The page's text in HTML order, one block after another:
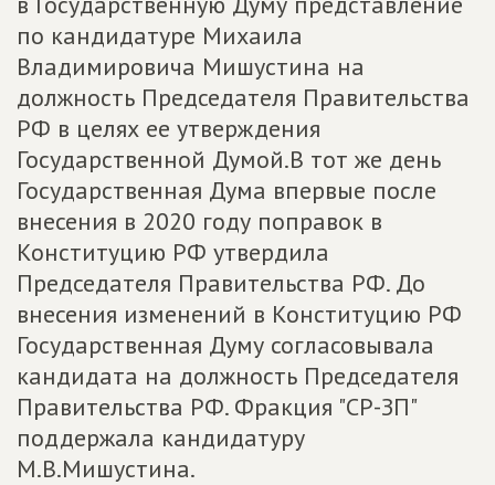
по кандидатуре Михаила
Владимировича Мишустина на
должность Председателя Правительства
РФ в целях ее утверждения
Государственной Думой.В тот же день
Государственная Дума впервые после
внесения в 2020 году поправок в
Конституцию РФ утвердила
Председателя Правительства РФ. До
внесения изменений в Конституцию РФ
Государственная Думу согласовывала
кандидата на должность Председателя
Правительства РФ. Фракция "СР-ЗП"
поддержала кандидатуру
М.В.Мишустина.